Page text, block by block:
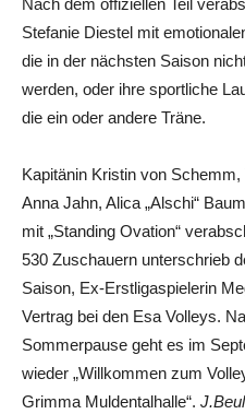
Nach dem offiziellen Teil
Stefanie Diestel mit
die in der nächsten Saison
werden, oder ihre sportliche
die ein oder andere Träne.
Kapitänin Kristin von
Anna Jahn, Alica „Alschi“
mit „Standing Ovation“
530 Zuschauern unterschrieb
Saison, Ex-Erstligaspielerin
Vertrag bei den Esa Volleys.
Sommerpause geht es im
wieder „Willkommen zum
Grimma Muldentalhalle“.